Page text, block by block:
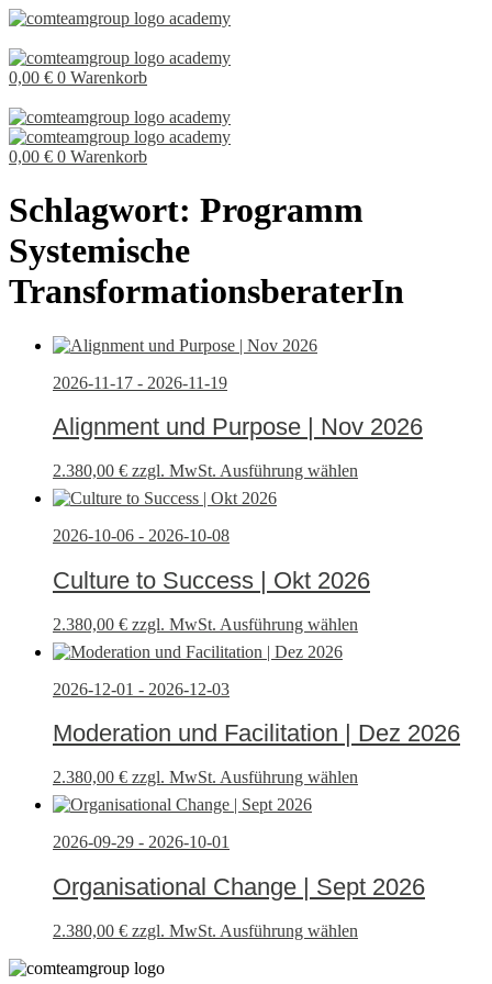
0,00 € 0 Warenkorb
0,00 € 0 Warenkorb
Schlagwort: Programm
Systemische
TransformationsberaterIn
2026-11-17 - 2026-11-19
Alignment und Purpose | Nov 2026
2.380,00 € zzgl. MwSt. Ausführung wählen
2026-10-06 - 2026-10-08
Culture to Success | Okt 2026
2.380,00 € zzgl. MwSt. Ausführung wählen
2026-12-01 - 2026-12-03
Moderation und Facilitation | Dez 2026
2.380,00 € zzgl. MwSt. Ausführung wählen
2026-09-29 - 2026-10-01
Organisational Change | Sept 2026
2.380,00 € zzgl. MwSt. Ausführung wählen